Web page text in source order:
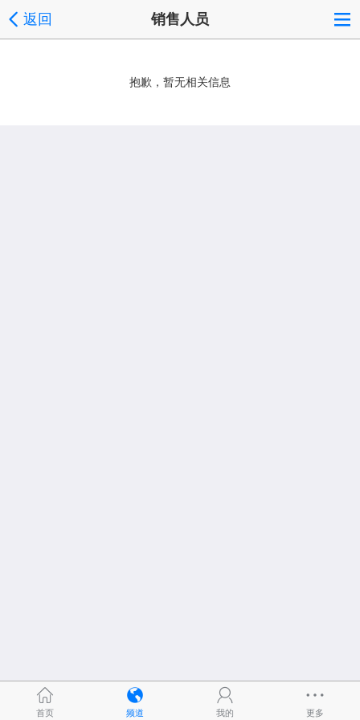
返回 销售人员
抱歉，暂无相关信息
首页 频道 我的 更多